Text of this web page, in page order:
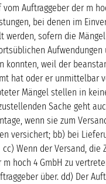
Auftraggeber der m
bei denen im
sofern die
weil der
hat oder er
Mängel stellen in
Sache geht
wenn sie zum
versichert; bb) bei
Wenn der Versand,
hoch 4 GmbH zu
über. dd) Der